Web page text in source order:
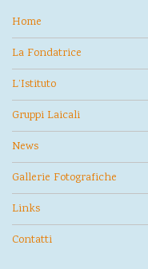
Home
La Fondatrice
L’Istituto
Gruppi Laicali
News
Gallerie Fotografiche
Links
Contatti